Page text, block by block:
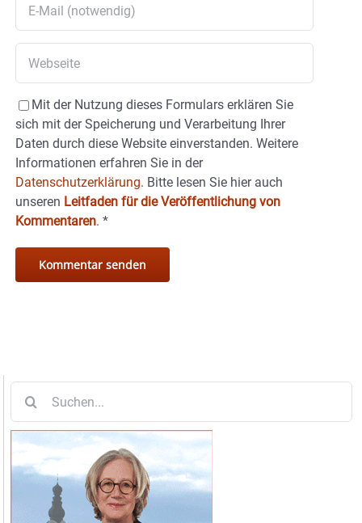
Mit der Nutzung dieses Formulars erklären Sie
sich mit der Speicherung und Verarbeitung Ihrer
Daten durch diese Website einverstanden. Weitere
Informationen erfahren Sie in der
Datenschutzerklärung. Bitte lesen Sie hier auch
unseren Leitfaden für die Veröffentlichung von
Kommentaren. *
nach: